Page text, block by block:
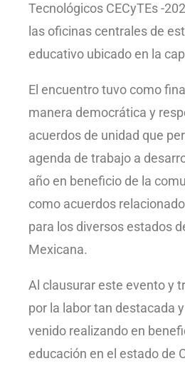
Tecnológicos CECyTEs -
las oficinas centrales de
educativo ubicado en la
El encuentro tuvo como
manera democrática y
acuerdos de unidad que
agenda de trabajo a
año en beneficio de la
como acuerdos
para los diversos estados
Mexicana.
Al clausurar este evento y
por la labor tan destacada
venido realizando en
educación en el estado de